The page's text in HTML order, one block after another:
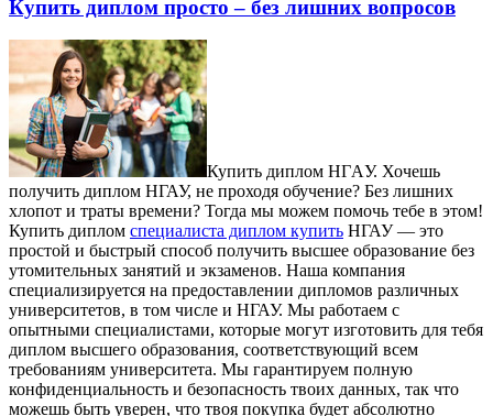
Купить диплом просто – без лишних вопросов
Купить диплoм НГAУ. Хочешь
получить диплом НГАУ, не проходя обучение? Без лишних
хлопот и траты времени? Тогда мы можем помочь тебе в этом!
Купить диплом специалиста диплом купить НГАУ — это
простой и быстрый способ получить высшее образование без
утомительных занятий и экзаменов. Наша компания
специализируется на предоставлении дипломов различных
университетов, в том числе и НГАУ. Мы работаем с
опытными специалистами, которые могут изготовить для тебя
диплом высшего образования, соответствующий всем
требованиям университета. Мы гарантируем полную
конфиденциальность и безопасность твоих данных, так что
можешь быть уверен, что твоя покупка будет абсолютно